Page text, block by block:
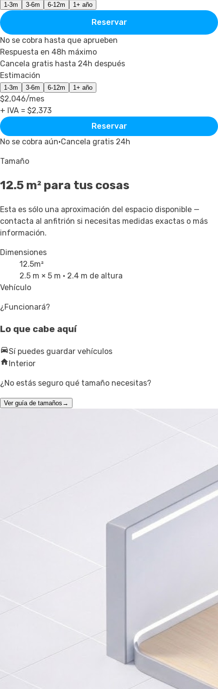
1-3m 3-6m 6-12m 1+ año
Reservar
No se cobra hasta que aprueben
Respuesta en 48h máximo
Cancela gratis hasta 24h después
Estimación
1-3m 3-6m 6-12m 1+ año
$2,046/mes
+ IVA = $2,373
Reservar
No se cobra aún·Cancela gratis 24h
Tamaño
12.5 m² para tus cosas
Esta es sólo una aproximación del espacio disponible —
contacta al anfitrión si necesitas medidas exactas o más
información.
Dimensiones
12.5m²
2.5 m × 5 m · 2.4 m de altura
Vehículo
¿Funcionará?
Lo que cabe aquí
Sí puedes guardar vehículos
Interior
¿No estás seguro qué tamaño necesitas?
Ver guía de tamaños →